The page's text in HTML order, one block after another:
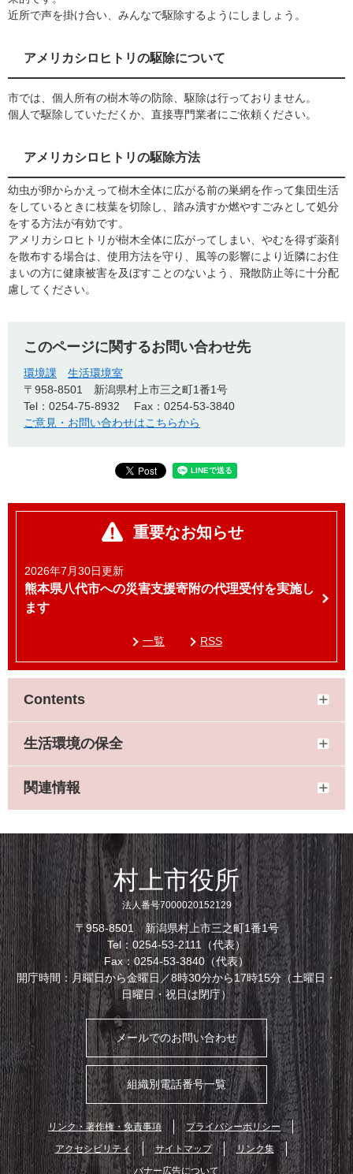
近所で声を掛け合い、みんなで駆除するようにしましょう。
アメリカシロヒトリの駆除について
市では、個人所有の樹木等の防除、駆除は行っておりません。
個人で駆除していただくか、直接専門業者にご依頼ください。
アメリカシロヒトリの駆除方法
幼虫が卵からかえって樹木全体に広がる前の巣網を作って集団生活
をしているときに枝葉を切除し、踏み潰すか燃やすごみとして処分
をする方法が有効です。
アメリカシロヒトリが樹木全体に広がってしまい、やむを得ず薬剤
を散布する場合は、使用方法を守り、風等の影響により近隣にお住
まいの方に健康被害を及ぼすことのないよう、飛散防止等に十分配
慮してください。
このページに関するお問い合わせ先
環境課
生活環境室
〒958-8501
新潟県村上市三之町1番1号
Tel：0254-75-8932
Fax：0254-53-3840
ご意見・お問い合わせはこちらから
重要なお知らせ
2026年7月30日更新
熊本県八代市への災害支援寄附の代理受付を実施し
ます
一覧 RSS
Contents
生活環境の保全
関連情報
村上市役所
法人番号7000020152129
〒958-8501 新潟県村上市三之町1番1号
Tel：0254-53-2111（代表）
Fax：0254-53-3840（代表）
開庁時間：月曜日から金曜日／8時30分から17時15分（土曜日・
日曜日・祝日は閉庁）
メールでのお問い合わせ
組織別電話番号一覧
リンク・著作権・免責事項
プライバシーポリシー
アクセシビリティ
サイトマップ
リンク集
バナー広告について